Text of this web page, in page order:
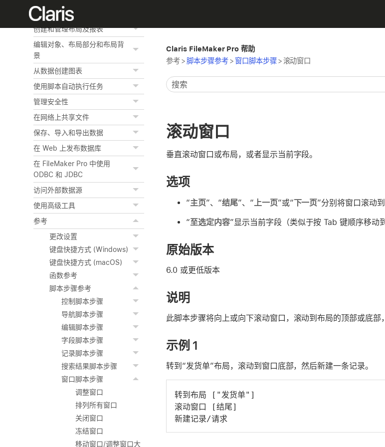
使用相关表
创建和管理布局及报表
编辑对象、布局部分和布局背
景
从数据创建图表
使用脚本自动执行任务
管理安全性
在网络上共享文件
保存、导入和导出数据
在 Web 上发布数据库
在 FileMaker Pro 中使用
ODBC 和 JDBC
访问外部数据源
使用高级工具
参考
更改设置
键盘快捷方式 (Windows)
键盘快捷方式 (macOS)
函数参考
脚本步骤参考
控制脚本步骤
导航脚本步骤
编辑脚本步骤
字段脚本步骤
记录脚本步骤
搜索结果脚本步骤
窗口脚本步骤
调整窗口
排列所有窗口
关闭窗口
冻结窗口
移动窗口/调整窗口大
Claris FileMaker Pro 帮助
参考> 脚本步骤参考> 窗口脚本步骤 >滚动窗口
滚动窗口
垂直滚动窗口或布局，或者显示当前字段。
选项
“主页”、“结尾”、“上一页”或“下一页”分别将窗口滚动
“至选定内容”显示当前字段（类似于按 Tab 键顺序移动
原始版本
6.0 或更低版本
说明
此脚本步骤将向上或向下滚动窗口，滚动到布局的顶部或底部
示例 1
转到“发货单”布局，滚动到窗口底部，然后新建一条记录。
转到布局 ["发货单"]
滚动窗口 [结尾]
新建记录/请求